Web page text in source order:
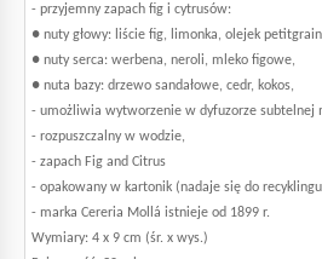
- przyjemny zapach fig i cytrusów:
● nuty głowy: liście fig, limonka, olejek
● nuty serca: werbena, neroli, mleko figowe,
● nuta bazy: drzewo sandałowe, cedr, kokos,
- umożliwia wytworzenie w dyfuzorze subtelnej
- rozpuszczalny w wodzie,
- zapach Fig and Citrus
- opakowany w kartonik (nadaje się do
- marka Cereria Mollá istnieje od 1899 r.
Wymiary: 4 x 9 cm (śr. x wys.)